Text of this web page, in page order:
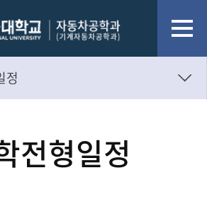
정
전형일정